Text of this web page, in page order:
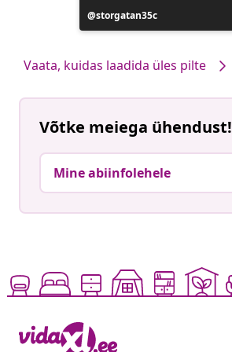
Postitus
avaldatud
storgatan35c
Vaata, kuidas laadida üles pilte
Võtke meiega ühendust!
Mine abiinfolehele